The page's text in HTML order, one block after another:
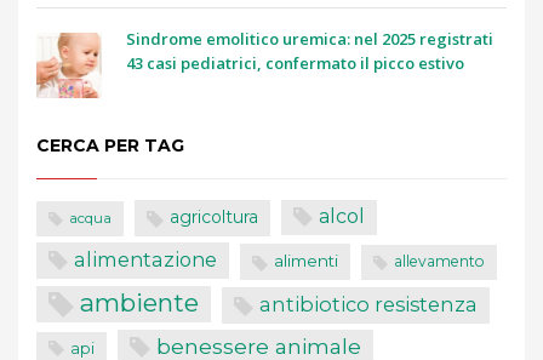
Sindrome emolitico uremica: nel 2025 registrati
43 casi pediatrici, confermato il picco estivo
CERCA PER TAG
acqua agricoltura alcol
alimentazione alimenti allevamento
ambiente antibiotico resistenza
api benessere animale